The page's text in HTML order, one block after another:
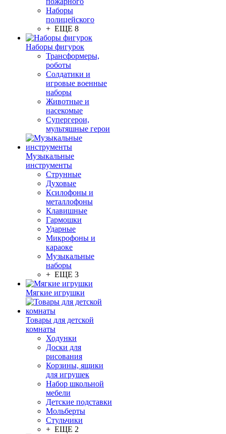
Наборы
полицейского
+ ЕЩЕ 8
Наборы фигурок
Трансформеры,
роботы
Солдатики и
игровые военные
наборы
Животные и
насекомые
Супергерои,
мультяшные герои
Музыкальные
инструменты
Струнные
Духовые
Ксилофоны и
металлофоны
Клавишные
Гармошки
Ударные
Микрофоны и
караоке
Музыкальные
наборы
+ ЕЩЕ 3
Мягкие игрушки
Товары для детской
комнаты
Ходунки
Доски для
рисования
Корзины, ящики
для игрушек
Набор школьной
мебели
Детские подставки
Мольберты
Стульчики
+ ЕЩЕ 2